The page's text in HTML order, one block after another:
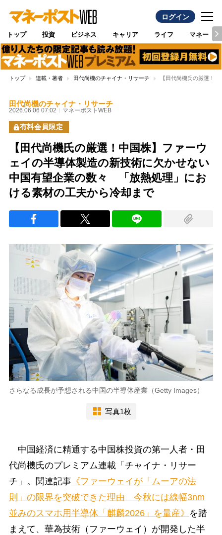
ログイン
トップ 投資 ビジネス キャリア ライフ マネー
トップ 連載・著者 田代尚機のチャイナ・リサーチ 【田代尚機氏の厳選！
田代尚機のチャイナ・リサーチ
2026.06.06 07:02 マネーポストWEB
有料会員限定
【田代尚機氏の厳選！中国株】ファーウ
ェイの半導体製造の新技術に欠かせない
中国有望企業の数々 「放熱処理」にお
ける素材の工夫から冷却まで
さらなる成長が予想される中国の半導体産業（Getty Images）
写真1枚
中国経済に精通する中国株投資の第一人者・田
代尚機氏のプレミアム連載「チャイナ・リサー
チ」。関連記事《ファーウェイが「ムーアの法
則」の限界を突破できた理由 今秋には線幅3nm
並みのスマホ用半導体「麒麟2026」を量産》 を踏
まえて、華為技術（ファーウェイ）が開発した半